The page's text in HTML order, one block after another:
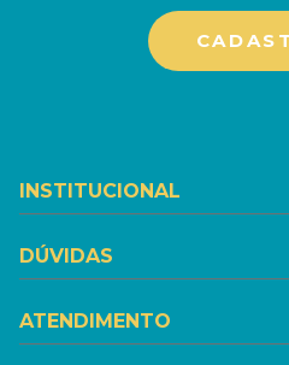
INSTITUCIONAL
DÚVIDAS
ATENDIMENTO